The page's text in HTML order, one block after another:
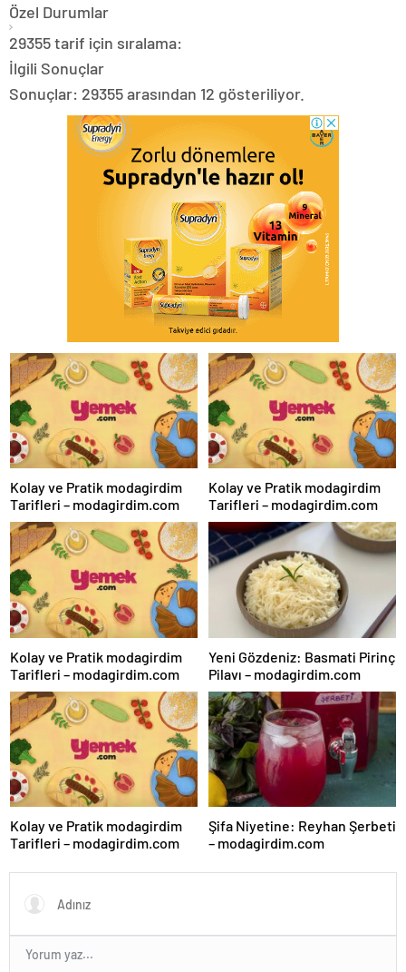
Özel Durumlar
29355 tarif için sıralama:
İlgili Sonuçlar
Sonuçlar: 29355 arasından 12 gösteriliyor.
Kolay ve Pratik modagirdim
Tarifleri – modagirdim.com
Kolay ve Pratik modagirdim
Tarifleri – modagirdim.com
Kolay ve Pratik modagirdim
Tarifleri – modagirdim.com
Yeni Gözdeniz: Basmati Pirinç
Pilavı – modagirdim.com
Kolay ve Pratik modagirdim
Tarifleri – modagirdim.com
Şifa Niyetine: Reyhan Şerbeti
– modagirdim.com